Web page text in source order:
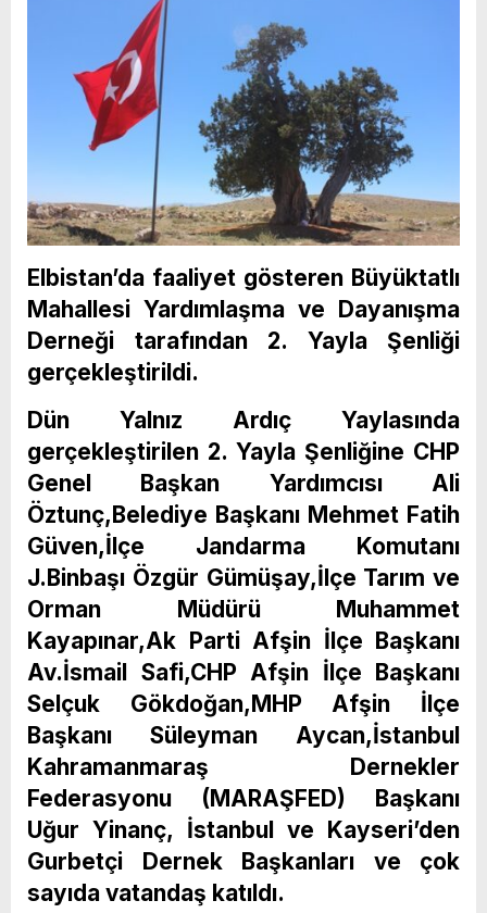
Elbistan’da faaliyet gösteren Büyüktatlı
Mahallesi Yardımlaşma ve Dayanışma
Derneği tarafından 2. Yayla Şenliği
gerçekleştirildi.
Dün Yalnız Ardıç Yaylasında
gerçekleştirilen 2. Yayla Şenliğine CHP
Genel Başkan Yardımcısı Ali
Öztunç,Belediye Başkanı Mehmet Fatih
Güven,İlçe Jandarma Komutanı
J.Binbaşı Özgür Gümüşay,İlçe Tarım ve
Orman Müdürü Muhammet
Kayapınar,Ak Parti Afşin İlçe Başkanı
Av.İsmail Safi,CHP Afşin İlçe Başkanı
Selçuk Gökdoğan,MHP Afşin İlçe
Başkanı Süleyman Aycan,İstanbul
Kahramanmaraş Dernekler
Federasyonu (MARAŞFED) Başkanı
Uğur Yinanç, İstanbul ve Kayseri’den
Gurbetçi Dernek Başkanları ve çok
sayıda vatandaş katıldı.